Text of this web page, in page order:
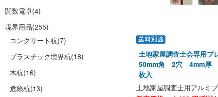
関数電卓(4)
境界用品(255)
コンクリート杭(7)
プラスチック境界杭(18)
木杭(16)
危険杭(13)
土地家屋調査士会専用
50mm角 2穴 4mm
枚入
土地家屋調査士用アルミ